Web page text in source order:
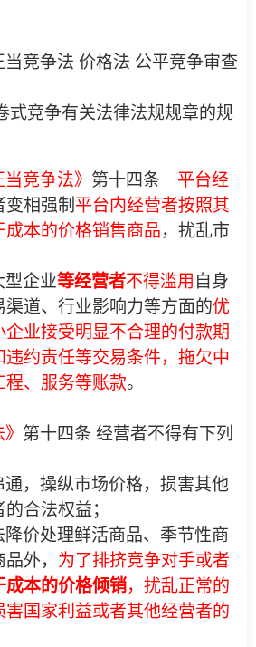
当竞争法 价格法 公平竞争审查
竞争有关法律法规规章的规
竞争法》 第十四条 平台经
变相强制 平台内经营者按照其
成本的价格销售商品，扰乱市
企业等经营者不得滥用 自身
渠道、行业影响力等方面的优
业接受明显不合理的付款期
违约责任等交易条件，拖欠中
、服务等账款。
第十四条 经营者不得有下列
通，操纵市场价格，损害其他
合法权益；
降价处理鲜活商品、季节性商
外， 为了排挤竞争对手或者
成本的价格倾销， 扰乱正常的
害国家利益或者其他经营者的